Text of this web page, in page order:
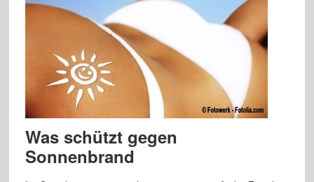
Was schützt gegen
Sonnenbrand